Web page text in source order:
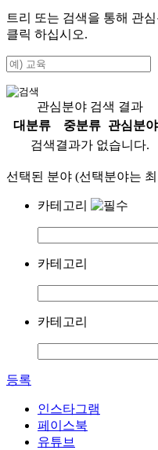
트리 또는 검색을 통해 관
클릭 하십시오.
관심분야 검색 결과
대분류
중분류
관심분
검색결과가 없습니다.
선택된 분야 (선택분야는
카테고리
카테고리
카테고리
등록
인스타그램
페이스북
유튜브